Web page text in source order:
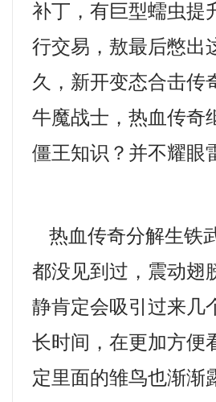
补丁，有巨型蠕虫提
行交易，敖最后憋出
久，新开变态合击传
牛魔战士，热血传奇
僵王知识？并不耀眼
热血传奇分解生铁
都没见到过，震动翅
静肯定会吸引过来几
长时间，在更加方便
定里面的雏鸟也渐渐